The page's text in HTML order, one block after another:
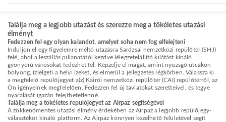
Találja meg a legjobb utazást és szerezze meg a tökéletes utazási
élményt
Fedezzen fel egy olyan kalandot, amelyet soha nem fog elfelejteni
Induljon el egy figyelemre méltó utazásra Sardzsai nemzetközi repülőtér (SHJ)
felé, ahol a leszállás pillanatától kezdve lélegzetelállító kilátást kínáló
gyönyörű városokat fedezhet fel. Képzelje el magát, amint nyüzsgő utcákon
bolyong, ízlelgeti a helyi ízeket, és elmerül a jellegzetes légkörben. Válassza ki
a megfelelő repülőjegyet a(z) Kairói nemzetközi repülőtér (CAI) repülőtérről, az
Ön igényeinek megfelelően. Fedezzen fel új távlatokat szeretteivel, és tegye
nyaralását igazán felejthetetlenné.
Találja meg a tökéletes repülőjegyet az Airpaz segítségével
A zökkenőmentes utazási élmény érdekében az Airpaz a legjobb repülőjegy-
választékot kínáló platform. Az Airpaz könnyen kezelhető felületével segít